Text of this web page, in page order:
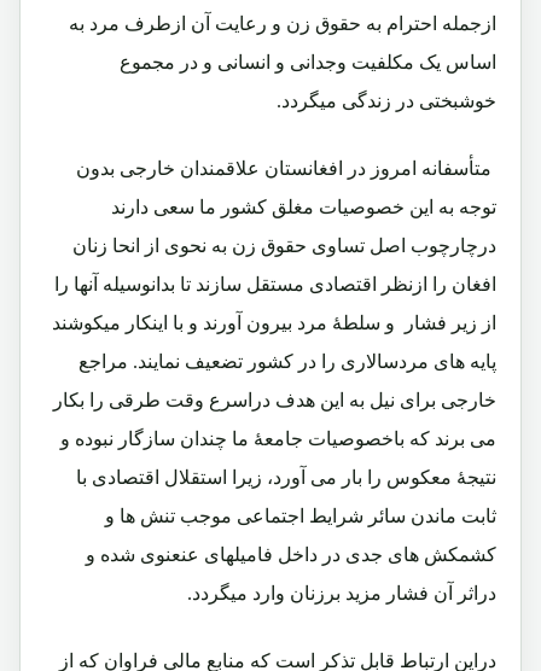
ازجمله احترام به حقوق زن و رعایت آن ازطرف مرد به
اساس یک مکلفیت وجدانی و انسانی و در مجموع
خوشبختی در زندگی میگردد.
متأسفانه امروز در افغانستان علاقمندان خارجی بدون
توجه به این خصوصیات مغلق کشور ما سعی دارند
درچارچوب اصل تساوی حقوق زن به نحوی از انحا زنان
افغان را ازنظر اقتصادی مستقل سازند تا بدانوسیله آنها را
از زیر فشار و سلطۀ مرد بیرون آورند و با اینکار میکوشند
پایه های مردسالاری را در کشور تضعیف نمایند. مراجع
خارجی برای نیل به این هدف دراسرع وقت طرقی را بکار
می برند که باخصوصیات جامعۀ ما چندان سازگار نبوده و
نتیجۀ معکوس را بار می آورد، زیرا استقلال اقتصادی با
ثابت ماندن سائر شرایط اجتماعی موجب تنش ها و
کشمکش های جدی در داخل فامیلهای عنعنوی شده و
دراثر آن فشار مزید برزنان وارد میگردد.
دراین ارتباط قابل تذکر است که منابع مالی فراوان که از